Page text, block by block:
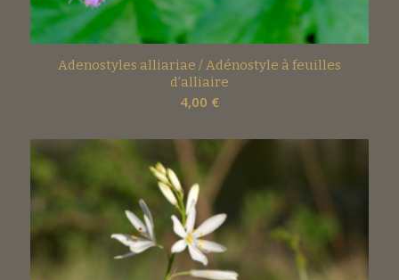
Adenostyles alliariae / Adénostyle à feuilles
d’alliaire
4,00 €